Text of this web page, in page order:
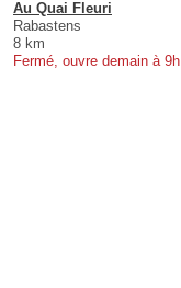
Au Quai Fleuri
Rabastens
8 km
Fermé, ouvre demain à 9h